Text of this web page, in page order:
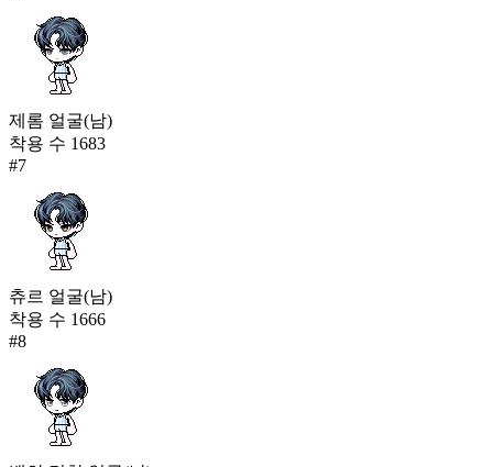
제롬 얼굴(남)
착용 수 1683
#7
츄르 얼굴(남)
착용 수 1666
#8